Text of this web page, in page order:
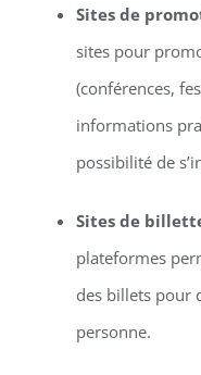
Sites de
sites pour
(conférences,
informations
possibilité de
Sites de
plateformes
des billets pour
personne.